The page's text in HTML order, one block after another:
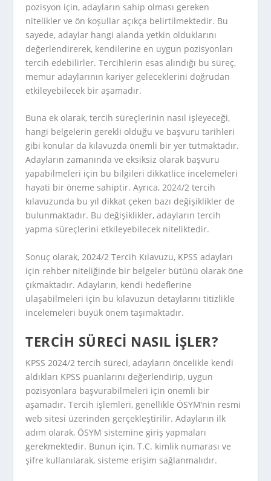
pozisyon için, adayların sahip olması gereken
nitelikler ve ön koşullar açıkça belirtilmektedir. Bu
sayede, adaylar hangi alanda yetkin olduklarını
değerlendirerek, kendilerine en uygun pozisyonları
tercih edebilirler. Tercihlerin esas alındığı bu süreç,
memur adaylarının kariyer geleceklerini doğrudan
etkileyebilecek bir aşamadır.
Buna ek olarak, tercih süreçlerinin nasıl işleyeceği,
hangi belgelerin gerekli olduğu ve başvuru tarihleri
gibi konular da kılavuzda önemli bir yer tutmaktadır.
Adayların zamanında ve eksiksiz olarak başvuru
yapabilmeleri için bu bilgileri dikkatlice incelemeleri
hayati bir öneme sahiptir. Ayrıca, 2024/2 tercih
kılavuzunda bu yıl dikkat çeken bazı değişiklikler de
bulunmaktadır. Bu değişiklikler, adayların tercih
yapma süreçlerini etkileyebilecek niteliktedir.
Sonuç olarak, 2024/2 Tercih Kılavuzu, KPSS adayları
için rehber niteliğinde bir belgeler bütünü olarak öne
çıkmaktadır. Adayların, kendi hedeflerine
ulaşabilmeleri için bu kılavuzun detaylarını titizlikle
incelemeleri büyük önem taşımaktadır.
TERCIH SÜRECI NASIL İŞLER?
KPSS 2024/2 tercih süreci, adayların öncelikle kendi
aldıkları KPSS puanlarını değerlendirip, uygun
pozisyonlara başvurabilmeleri için önemli bir
aşamadır. Tercih işlemleri, genellikle ÖSYM’nin resmi
web sitesi üzerinden gerçekleştirilir. Adayların ilk
adım olarak, ÖSYM sistemine giriş yapmaları
gerekmektedir. Bunun için, T.C. kimlik numarası ve
şifre kullanılarak, sisteme erişim sağlanmalıdır.